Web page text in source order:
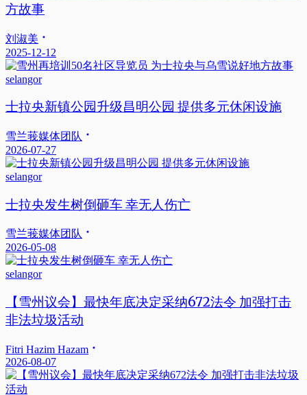
方故事
刘淑美
2025-12-12
selangor
士拉央新镇公园升级昌明公园 提供多元休闲设施
雪兰莪媒体团队
2026-07-27
selangor
士拉央发生树倒砸车 幸无人伤亡
雪兰莪媒体团队
2026-05-08
selangor
【雪州议会】最快年底决定采纳672法令 加强打击
非法垃圾活动
Fitri Hazim Hazam
2026-08-07